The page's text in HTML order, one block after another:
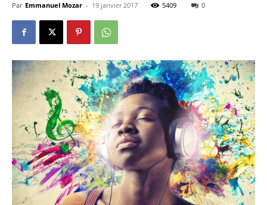
Par Emmanuel Mozar - 19 janvier 2017 5409 0